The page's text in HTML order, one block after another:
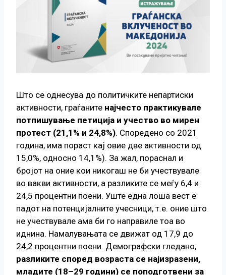
Што се однесува до политичките непартиски
активности, граѓаните најчесто практикувале
потпишување петиција и учество во мирен
протест (21,1% и 24,8%). Споредено со 2021
година, има пораст кај овие две активности од
15,0%, односно 14,1%). За жал, пораснал и
бројот на оние кои никогаш не би учествувале
во вакви активности, а разликите се меѓу 6,4 и
24,5 процентни поени. Уште една лоша вест е
падот на потенцијалните учесници, т.е. оние што
не учествувале ама би го направиле тоа во
иднина. Намалувањата се движат од 17,9 до
24,2 процентни поени. Демографски гледано,
разликите според возраста се најизразени,
младите (18–29 години) се поподготвени за